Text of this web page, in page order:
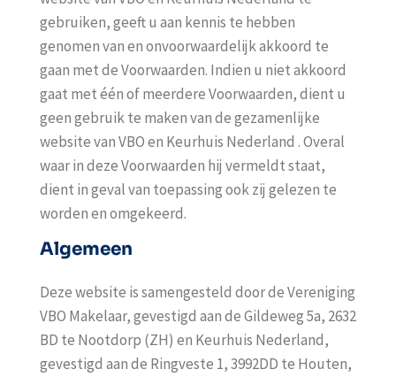
gebruiken, geeft u aan kennis te hebben
genomen van en onvoorwaardelijk akkoord te
gaan met de Voorwaarden. Indien u niet akkoord
gaat met één of meerdere Voorwaarden, dient u
geen gebruik te maken van de gezamenlijke
website van VBO en Keurhuis Nederland . Overal
waar in deze Voorwaarden hij vermeldt staat,
dient in geval van toepassing ook zij gelezen te
worden en omgekeerd.
Algemeen
Deze website is samengesteld door de Vereniging
VBO Makelaar, gevestigd aan de Gildeweg 5a, 2632
BD te Nootdorp (ZH) en Keurhuis Nederland,
gevestigd aan de Ringveste 1, 3992DD te Houten,